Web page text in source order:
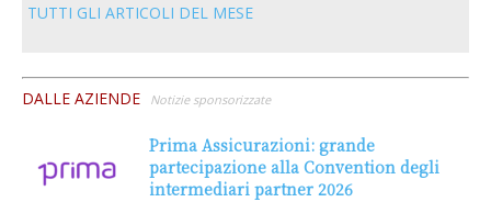
TUTTI GLI ARTICOLI DEL MESE
DALLE AZIENDE Notizie sponsorizzate
Prima Assicurazioni: grande
partecipazione alla Convention degli
intermediari partner 2026